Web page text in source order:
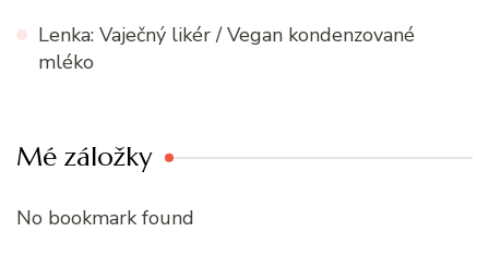
Lenka: Vaječný likér / Vegan kondenzované
mléko
Mé záložky
No bookmark found